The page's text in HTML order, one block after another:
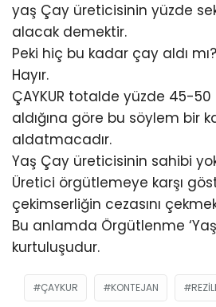
yaş Çay üreticisinin yüzde
alacak demektir.
Peki hiç bu kadar çay aldı mı?
Hayır.
ÇAYKUR totalde yüzde 45-
aldığına göre bu söylem bir
aldatmacadır.
Yaş Çay üreticisinin sahibi
Üretici örgütlemeye karşı
çekimserliğin cezasını
Bu anlamda Örgütlenme
kurtuluşudur.
ÇAYKUR KONTEJAN